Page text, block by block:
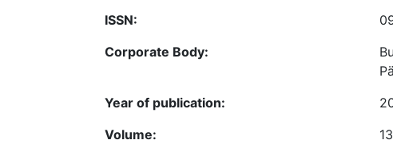
ISSN:
Corporate Body:
Year of publication:
Volume:
13